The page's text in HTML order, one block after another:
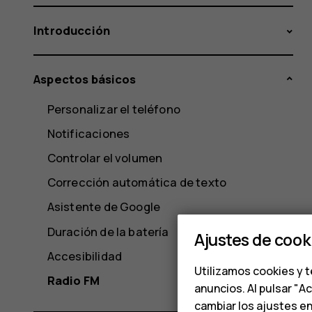
Introducción
Aspectos básicos
Personalizar el teléfono
Notificaciones
Controlar el volumen
Corrección automática de texto
Asistente de Google
Duración de la batería
Accesibilidad
Radio FM
Ajustes de
Utilizamos cookies y
anuncios. Al pulsar
cambiar los ajustes